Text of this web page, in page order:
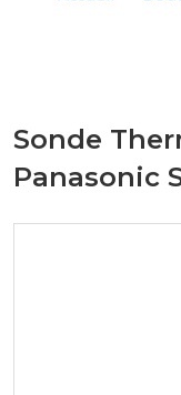
Sonde
Panasonic